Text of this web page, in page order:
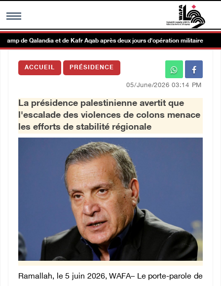
MENU
Galerie d’images
Centre palestinien
de Qalandia et de Kafr Aqab après deux jours d'opération militaire
ACCUEIL PRÉSIDENCE
05/June/2026 03:14 PM
La présidence palestinienne avertit que
l'escalade des violences de colons menace
les efforts de stabilité régionale
Ramallah, le 5 juin 2026, WAFA– Le porte-parole de